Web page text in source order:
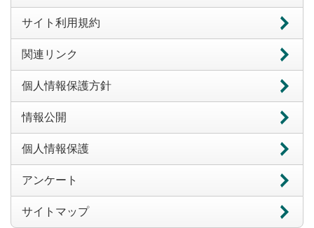
サイト利用規約
関連リンク
個人情報保護方針
情報公開
個人情報保護
アンケート
サイトマップ